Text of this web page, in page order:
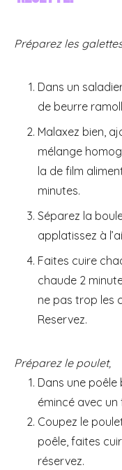
Préparez les
Dans un
de beurre
Malaxez bien,
mélange
la de film
minutes.
Séparez la
applatissez à
Faites cuire
chaude 2
ne pas trop les
Reservez.
Préparez le poulet,
Dans une poêle
émincé avec un
Coupez le
poêle, faites
réservez.